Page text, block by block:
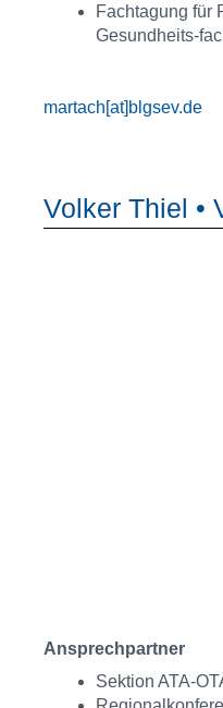
Fachtagung für
Gesundheits-
martach[at]blgsev.de
Volker Thiel •
Ansprechpartner
Sektion ATA-